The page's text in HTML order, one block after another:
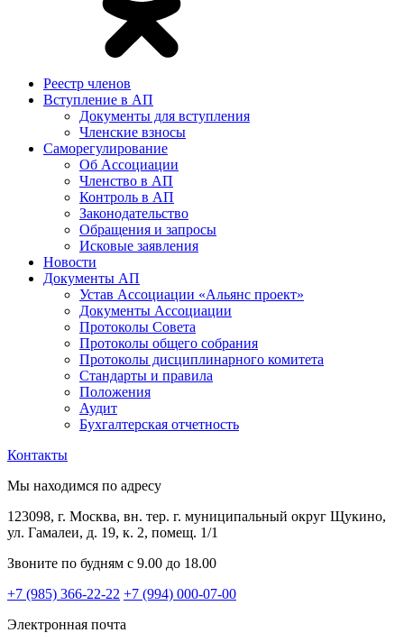
Реестр членов
Вступление в АП
Документы для вступления
Членские взносы
Саморегулирование
Об Ассоциации
Членство в АП
Контроль в АП
Законодательство
Обращения и запросы
Исковые заявления
Новости
Документы АП
Устав Ассоциации «Альянс проект»
Документы Ассоциации
Протоколы Совета
Протоколы общего собрания
Протоколы дисциплинарного комитета
Стандарты и правила
Положения
Аудит
Бухгалтерская отчетность
Контакты
Мы находимся по адресу
123098, г. Москва, вн. тер. г. муниципальный округ Щукино,
ул. Гамалеи, д. 19, к. 2, помещ. 1/1
Звоните по будням с 9.00 до 18.00
+7 (985) 366-22-22 +7 (994) 000-07-00
Электронная почта